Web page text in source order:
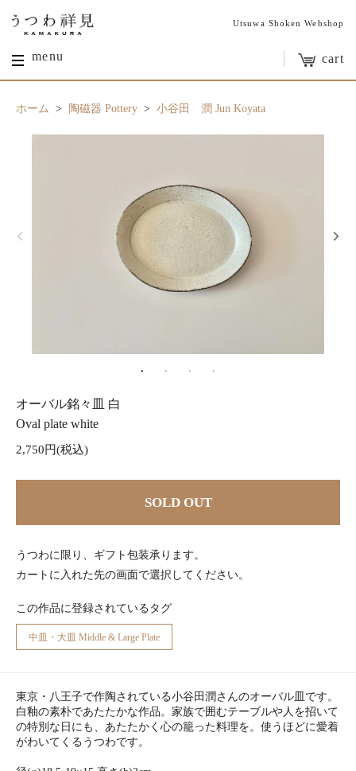
Utsuwa Shoken Webshop
menu cart
ホーム > 陶磁器 Pottery > 小谷田 潤 Jun Koyata
オーバル銘々皿 白
Oval plate white
2,750円(税込)
SOLD OUT
うつわに限り、ギフト包装承ります。
カートに入れた先の画面で選択してください。
この作品に登録されているタグ
中皿・大皿 Middle & Large Plate
東京・八王子で作陶されている小谷田潤さんのオーバル皿です。
白釉の素朴であたたかな作品。家族で囲むテーブルや人を招いて
の特別な日にも、あたたかく心の籠った料理を。使うほどに愛着
がわいてくるうつわです。